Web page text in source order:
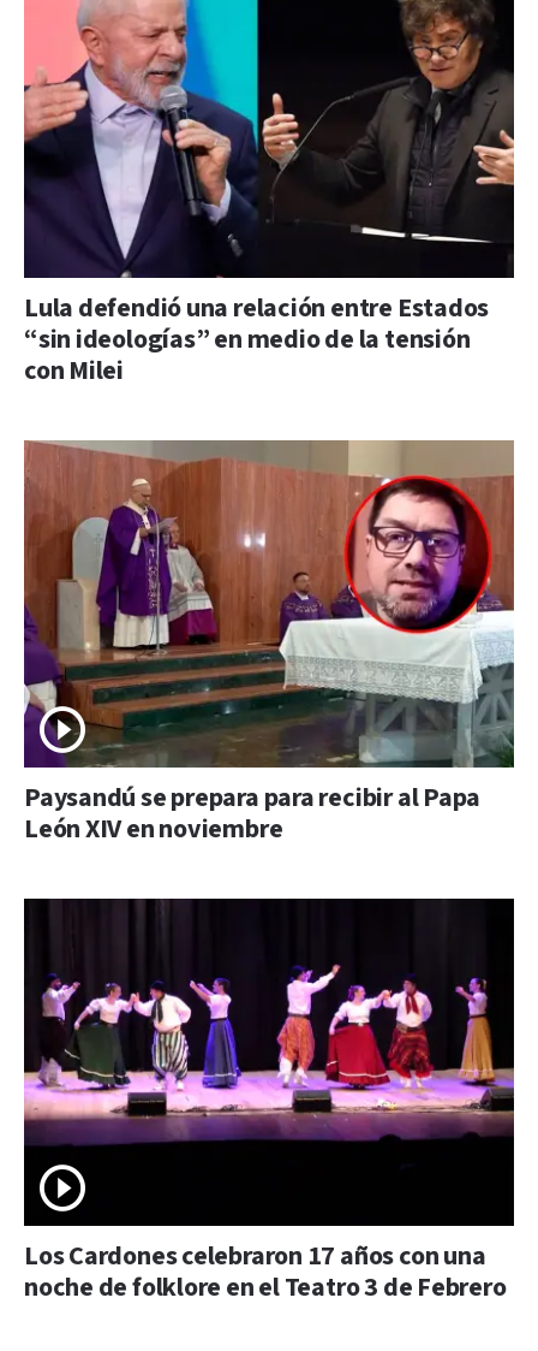
Lula defendió una relación entre Estados
“sin ideologías” en medio de la tensión
con Milei
Paysandú se prepara para recibir al Papa
León XIV en noviembre
Los Cardones celebraron 17 años con una
noche de folklore en el Teatro 3 de Febrero